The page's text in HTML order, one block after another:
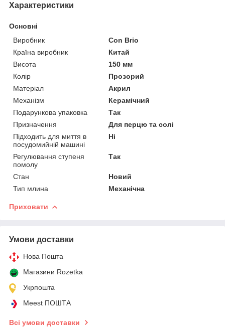
Характеристики
Основні
Виробник
Con Brio
Країна виробник
Китай
Висота
150 мм
Колір
Прозорий
Матеріал
Акрил
Механізм
Керамічний
Подарункова упаковка
Так
Призначення
Для перцю та солі
Підходить для миття в
посудомийній машині
Ні
Регулювання ступеня
помолу
Так
Стан
Новий
Тип млина
Механічна
Приховати
Умови доставки
Нова Пошта
Магазини Rozetka
Укрпошта
Meest ПОШТА
Всі умови доставки